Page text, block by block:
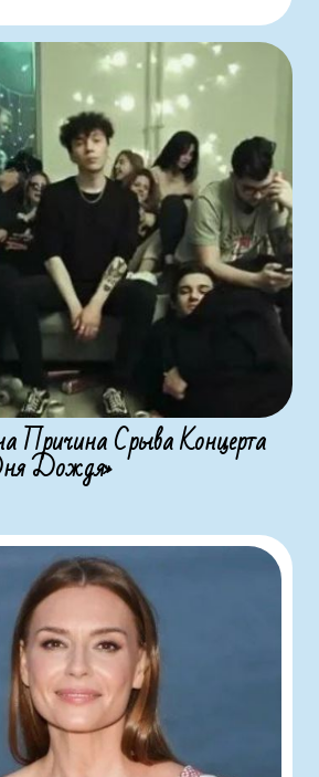
Причина Срыва Концерта
Дождя»